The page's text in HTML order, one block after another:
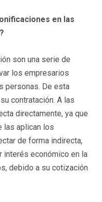
en las
son una serie de
los empresarios
personas. De esta
contratación. A las
directamente, ya que
las aplican los
de forma indirecta,
interés económico en la
debido a su cotización